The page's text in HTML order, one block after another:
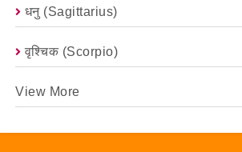
धनु (Sagittarius)
वृश्चिक (scorpio)
View More